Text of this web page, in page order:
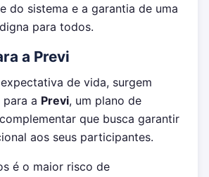
do sistema e a garantia de uma
para todos.
a Previ
de vida, surgem
a Previ, um plano de
que busca garantir
aos seus participantes.
é o maior risco de